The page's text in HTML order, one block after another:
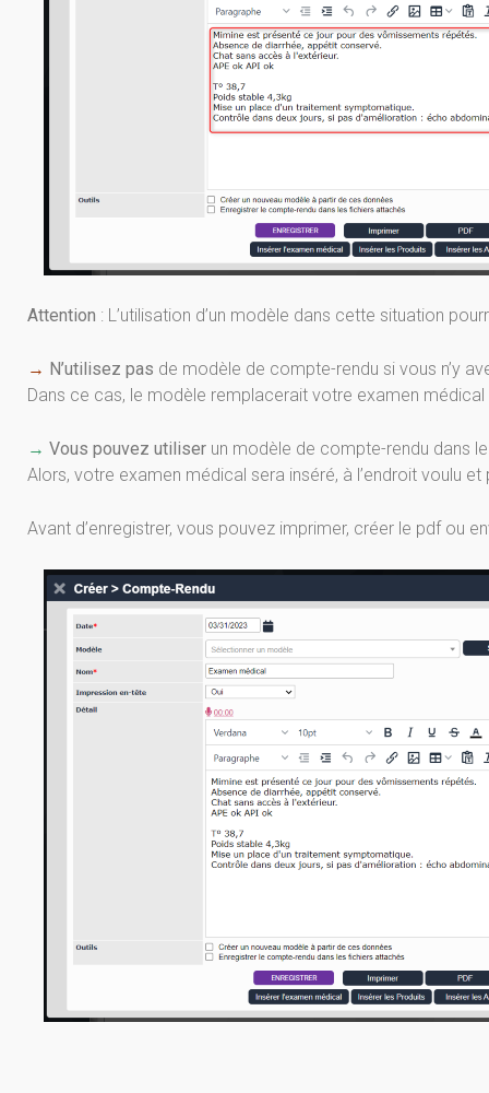
Attention : L’utilisation d’un modèle dans cette situation
→ N’utilisez pas de modèle de compte-rendu si vous n’y
Dans ce cas, le modèle remplacerait votre examen
→ Vous pouvez utiliser un modèle de compte-rendu dans
Alors, votre examen médical sera inséré, à l’endroit voulu
Avant d’enregistrer, vous pouvez imprimer, créer le pdf ou